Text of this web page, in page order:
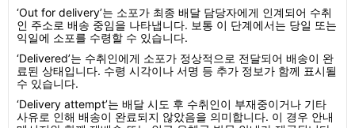
‘Out for delivery’는 소포가 최종 배달 담당자에게 인계되어 수취
인 주소로 배송 중임을 나타냅니다. 보통 이 단계에서는 당일 또는
익일에 소포를 수령할 수 있습니다.
‘Delivered’는 수취인에게 소포가 정상적으로 전달되어 배송이 완
료된 상태입니다. 수령 시각이나 서명 등 추가 정보가 함께 표시될
수 있습니다.
‘Delivery attempt’는 배달 시도 후 수취인이 부재중이거나 기타
사유로 인해 배송이 완료되지 않았음을 의미합니다. 이 경우 안내